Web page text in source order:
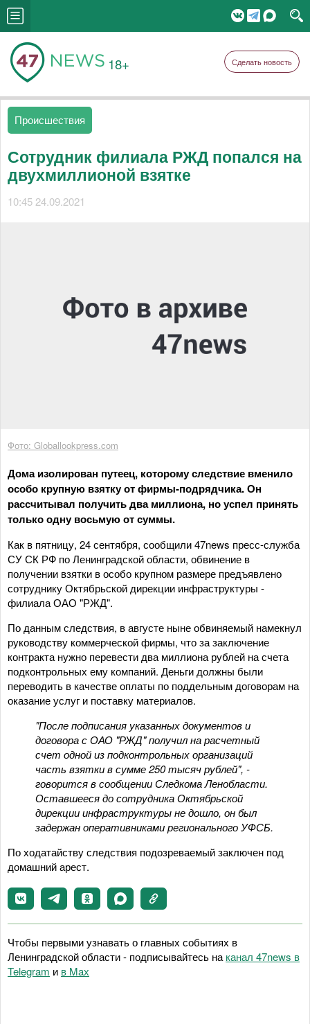
18+ Сделать новость
Происшествия
Сотрудник филиала РЖД попался на
двухмиллионой взятке
10:45 24.09.2021
Фото: Globallookpress.com
Дома изолирован путеец, которому следствие вменило
особо крупную взятку от фирмы-подрядчика. Он
рассчитывал получить два миллиона, но успел принять
только одну восьмую от суммы.
Как в пятницу, 24 сентября, сообщили 47news пресс-служба
СУ СК РФ по Ленинградской области, обвинение в
получении взятки в особо крупном размере предъявлено
сотруднику Октябрьской дирекции инфраструктуры -
филиала ОАО "РЖД".
По данным следствия, в августе ныне обвиняемый намекнул
руководству коммерческой фирмы, что за заключение
контракта нужно перевести два миллиона рублей на счета
подконтрольных ему компаний. Деньги должны были
переводить в качестве оплаты по поддельным договорам на
оказание услуг и поставку материалов.
"После подписания указанных документов и
договора с ОАО "РЖД" получил на расчетный
счет одной из подконтрольных организаций
часть взятки в сумме 250 тысяч рублей", -
говорится в сообщении Следкома Ленобласти.
Оставшееся до сотрудника Октябрьской
дирекции инфраструктуры не дошло, он был
задержан оперативниками регионального УФСБ.
По ходатайству следствия подозреваемый заключен под
домашний арест.
Чтобы первыми узнавать о главных событиях в
Ленинградской области - подписывайтесь на канал 47news в
Telegram и в Maх